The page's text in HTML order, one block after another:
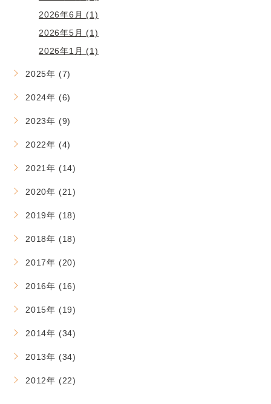
2026年6月 (1)
2026年5月 (1)
2026年1月 (1)
2025年 (7)
2024年 (6)
2023年 (9)
2022年 (4)
2021年 (14)
2020年 (21)
2019年 (18)
2018年 (18)
2017年 (20)
2016年 (16)
2015年 (19)
2014年 (34)
2013年 (34)
2012年 (22)